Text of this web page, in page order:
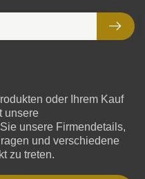
oder Ihrem Kauf
unsere
unsere Firmendetails,
und verschiedene
zu treten.